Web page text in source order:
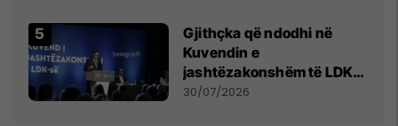
Gjithçka që ndodhi në
Kuvendin e
jashtëzakonshëm të LDK-
së
30/07/2026